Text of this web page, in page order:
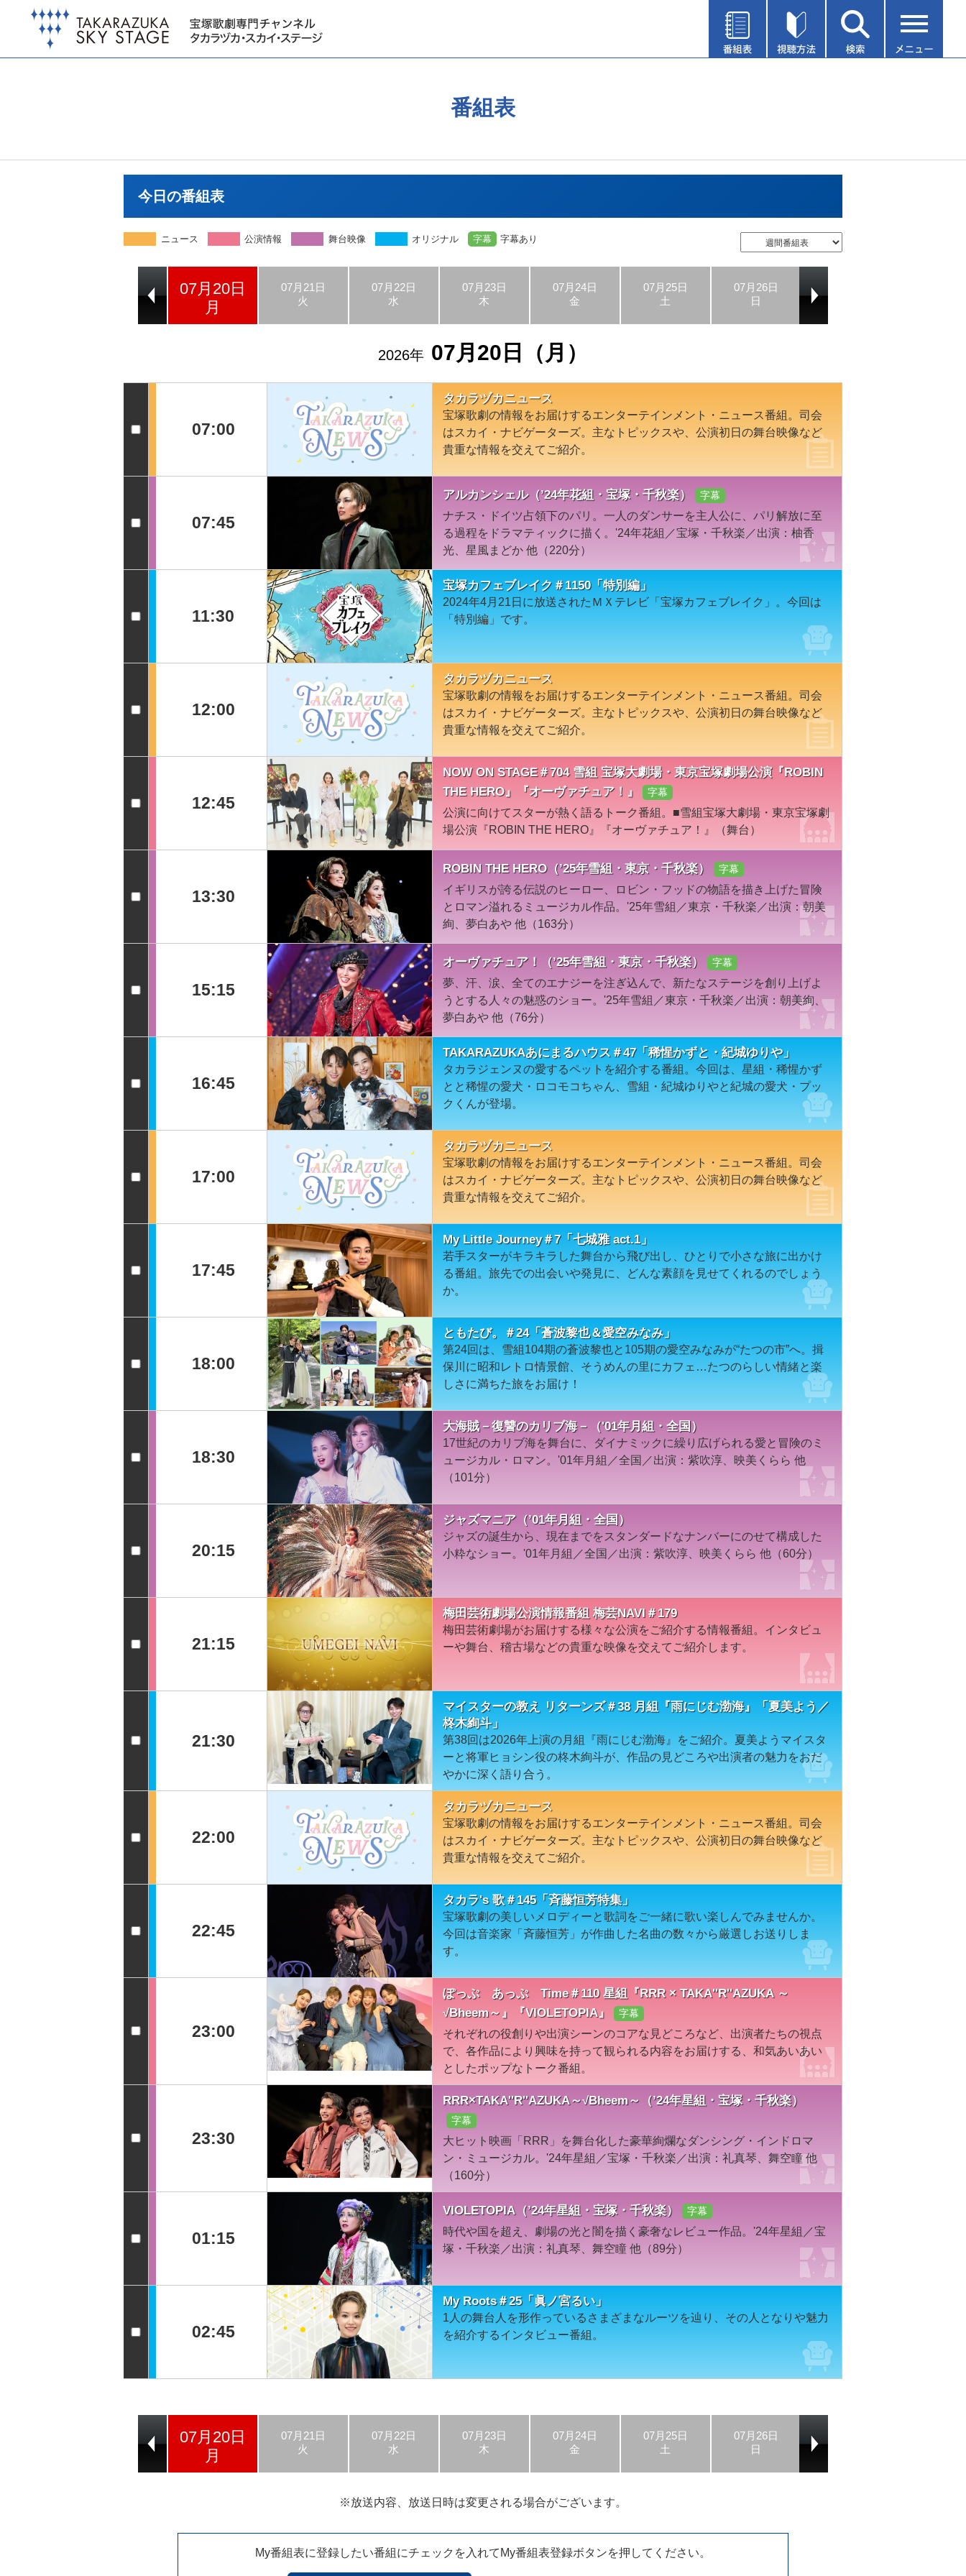
番組表
今日の番組表
ニュース 公演情報 舞台映像 オリジナル 字幕 字幕あり
07月20日
月
07月21日
火
07月22日
水
07月23日
木
07月24日
金
07月25日
土
07月26日
日
2026年 07月20日（月）
07:00
タカラヅカニュース
宝塚歌劇の情報をお届けするエンターテインメント・ニュース番組。司会
はスカイ・ナビゲーターズ。主なトピックスや、公演初日の舞台映像など
貴重な情報を交えてご紹介。
07:45
アルカンシェル（’24年花組・宝塚・千秋楽） 字幕
ナチス・ドイツ占領下のパリ。一人のダンサーを主人公に、パリ解放に至
る過程をドラマティックに描く。'24年花組／宝塚・千秋楽／出演：柚香
光、星風まどか 他（220分）
11:30
宝塚カフェブレイク＃1150「特別編」
2024年4月21日に放送されたＭＸテレビ「宝塚カフェブレイク」。今回は
「特別編」です。
12:00
タカラヅカニュース
宝塚歌劇の情報をお届けするエンターテインメント・ニュース番組。司会
はスカイ・ナビゲーターズ。主なトピックスや、公演初日の舞台映像など
貴重な情報を交えてご紹介。
12:45
NOW ON STAGE＃704 雪組 宝塚大劇場・東京宝塚劇場公演『ROBIN
THE HERO』『オーヴァチュア！』
字幕
公演に向けてスターが熱く語るトーク番組。■雪組宝塚大劇場・東京宝塚劇
場公演『ROBIN THE HERO』『オーヴァチュア！』（舞台）
13:30
ROBIN THE HERO（’25年雪組・東京・千秋楽） 字幕
イギリスが誇る伝説のヒーロー、ロビン・フッドの物語を描き上げた冒険
とロマン溢れるミュージカル作品。'25年雪組／東京・千秋楽／出演：朝美
絢、夢白あや 他（163分）
15:15
オーヴァチュア！（’25年雪組・東京・千秋楽） 字幕
夢、汗、涙、全てのエナジーを注ぎ込んで、新たなステージを創り上げよ
うとする人々の魅惑のショー。'25年雪組／東京・千秋楽／出演：朝美絢、
夢白あや 他（76分）
16:45
TAKARAZUKAあにまるハウス＃47「稀惺かずと・紀城ゆりや」
タカラジェンヌの愛するペットを紹介する番組。今回は、星組・稀惺かず
とと稀惺の愛犬・ロコモコちゃん、雪組・紀城ゆりやと紀城の愛犬・プッ
クくんが登場。
17:00
タカラヅカニュース
宝塚歌劇の情報をお届けするエンターテインメント・ニュース番組。司会
はスカイ・ナビゲーターズ。主なトピックスや、公演初日の舞台映像など
貴重な情報を交えてご紹介。
17:45
My Little Journey＃7「七城雅 act.1」
若手スターがキラキラした舞台から飛び出し、ひとりで小さな旅に出かけ
る番組。旅先での出会いや発見に、どんな素顔を見せてくれるのでしょう
か。
18:00
ともたび。＃24「蒼波黎也＆愛空みなみ」
第24回は、雪組104期の蒼波黎也と105期の愛空みなみが“たつの市”へ。揖
保川に昭和レトロ情景館、そうめんの里にカフェ…たつのらしい情緒と楽
しさに満ちた旅をお届け！
18:30
大海賊－復讐のカリブ海－（'01年月組・全国）
17世紀のカリブ海を舞台に、ダイナミックに繰り広げられる愛と冒険のミ
ュージカル・ロマン。'01年月組／全国／出演：紫吹淳、映美くらら 他
（101分）
20:15
ジャズマニア（’01年月組・全国）
ジャズの誕生から、現在までをスタンダードなナンバーにのせて構成した
小粋なショー。'01年月組／全国／出演：紫吹淳、映美くらら 他（60分）
21:15
梅田芸術劇場公演情報番組 梅芸NAVI＃179
梅田芸術劇場がお届けする様々な公演をご紹介する情報番組。インタビュ
ーや舞台、稽古場などの貴重な映像を交えてご紹介します。
21:30
マイスターの教え リターンズ＃38 月組『雨にじむ渤海』「夏美よう／
柊木絢斗」
第38回は2026年上演の月組『雨にじむ渤海』をご紹介。夏美ようマイスタ
ーと将軍ヒョシン役の柊木絢斗が、作品の見どころや出演者の魅力をおだ
やかに深く語り合う。
22:00
タカラヅカニュース
宝塚歌劇の情報をお届けするエンターテインメント・ニュース番組。司会
はスカイ・ナビゲーターズ。主なトピックスや、公演初日の舞台映像など
貴重な情報を交えてご紹介。
22:45
タカラ's 歌＃145「斉藤恒芳特集」
宝塚歌劇の美しいメロディーと歌詞をご一緒に歌い楽しんでみませんか。
今回は音楽家「斉藤恒芳」が作曲した名曲の数々から厳選しお送りしま
す。
23:00
ぽっぷ あっぷ Time＃110 星組『RRR × TAKA''R''AZUKA ～
√Bheem～』『VIOLETOPIA』
字幕
それぞれの役創りや出演シーンのコアな見どころなど、出演者たちの視点
で、各作品により興味を持って観られる内容をお届けする、和気あいあい
としたポップなトーク番組。
23:30
RRR×TAKA''R''AZUKA～√Bheem～（’24年星組・宝塚・千秋楽）
字幕
大ヒット映画「RRR」を舞台化した豪華絢爛なダンシング・インドロマ
ン・ミュージカル。'24年星組／宝塚・千秋楽／出演：礼真琴、舞空瞳 他
（160分）
01:15
VIOLETOPIA（’24年星組・宝塚・千秋楽） 字幕
時代や国を超え、劇場の光と闇を描く豪奢なレビュー作品。'24年星組／宝
塚・千秋楽／出演：礼真琴、舞空瞳 他（89分）
02:45
My Roots＃25「眞ノ宮るい」
1人の舞台人を形作っているさまざまなルーツを辿り、その人となりや魅力
を紹介するインタビュー番組。
07月20日
月
07月21日
火
07月22日
水
07月23日
木
07月24日
金
07月25日
土
07月26日
日
※放送内容、放送日時は変更される場合がございます。
My番組表に登録したい番組にチェックを入れてMy番組表登録ボタンを押してください。